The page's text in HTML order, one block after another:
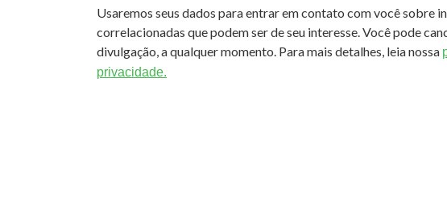
Usaremos seus dados para entrar em contato com você sobre
correlacionadas que podem ser de seu interesse. Você pode
divulgação, a qualquer momento. Para mais detalhes, leia nossa
privacidade.